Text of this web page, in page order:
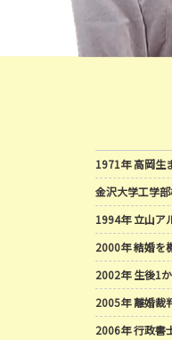
1971年 高岡生
金沢大学工学
1994年 立山ア
2000年 結婚を
2002年 生後1
2005年 離婚裁
2006年 行政書